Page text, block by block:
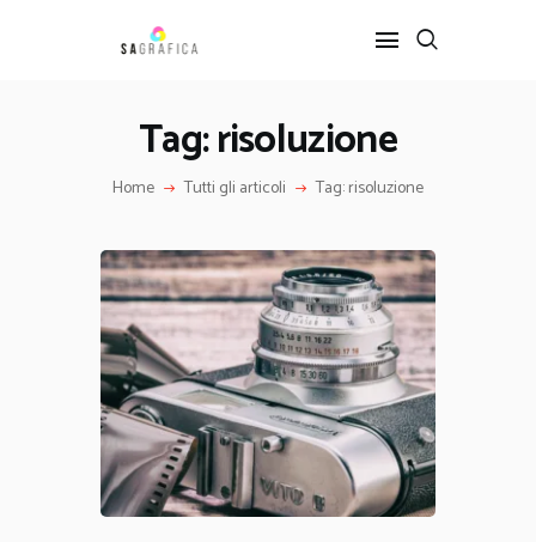
Tag: risoluzione
Home Tutti gli articoli Tag: risoluzione
GRAFICA
INTERIOR DESIGN
SERVIZI
CONTATTI